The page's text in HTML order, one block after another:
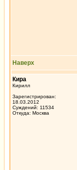
Наверх
Кира
Кирилл
Зарегистрирован:
18.03.2012
Суждений: 11534
Откуда: Москва